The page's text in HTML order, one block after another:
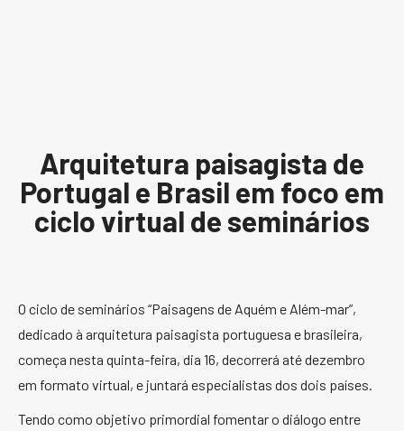
Arquitetura paisagista de
Portugal e Brasil em foco em
ciclo virtual de seminários
O ciclo de seminários “Paisagens de Aquém e Além-mar”,
dedicado à arquitetura paisagista portuguesa e brasileira,
começa nesta quinta-feira, dia 16, decorrerá até dezembro
em formato virtual, e juntará especialistas dos dois países.
Tendo como objetivo primordial fomentar o diálogo entre